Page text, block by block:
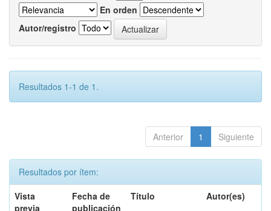
En orden
Autor/registro
Resultados 1-1 de 1.
Anterior 1 Siguiente
Resultados por ítem:
Vista
previa
Fecha de
publicación
Título Autor(es)